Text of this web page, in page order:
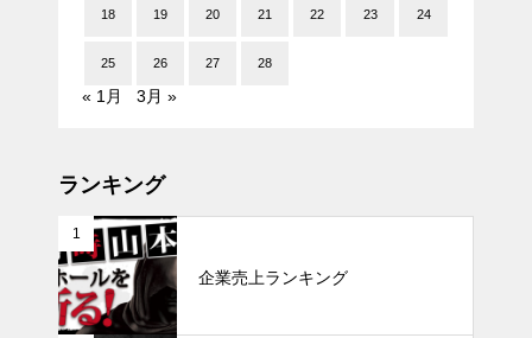
18 19 20 21 22 23 24
25 26 27 28
« 1月 3月 »
ランキング
1
企業売上ランキング